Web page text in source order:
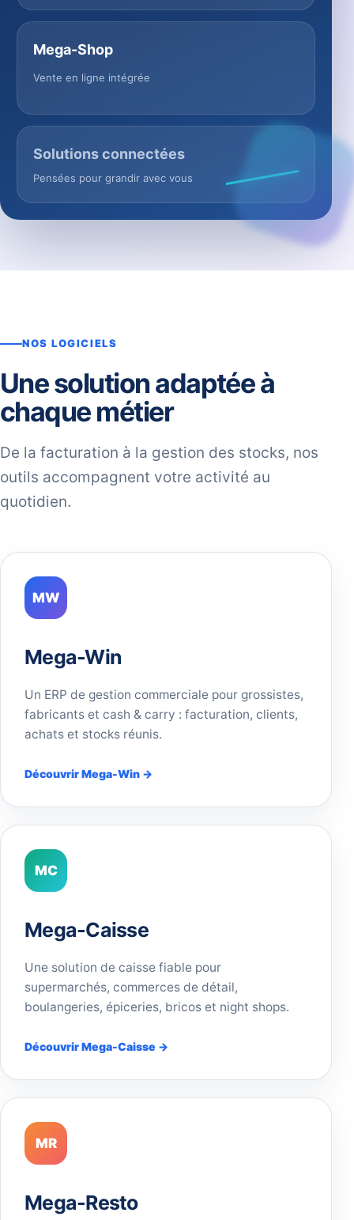
Mega-Shop
Vente en ligne intégrée
Solutions connectées
Pensées pour grandir avec vous
NOS LOGICIELS
Une solution adaptée à
chaque métier
De la facturation à la gestion des stocks, nos
outils accompagnent votre activité au
quotidien.
MW
Mega-Win
Un ERP de gestion commerciale pour grossistes,
fabricants et cash & carry : facturation, clients,
achats et stocks réunis.
Découvrir Mega-Win →
MC
Mega-Caisse
Une solution de caisse fiable pour
supermarchés, commerces de détail,
boulangeries, épiceries, bricos et night shops.
Découvrir Mega-Caisse →
MR
Mega-Resto